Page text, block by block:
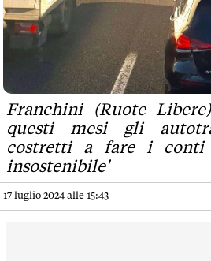
Franchini (Ruote
questi mesi gli
costretti a fare i
insostenibile'
17 luglio 2024 alle 15:43